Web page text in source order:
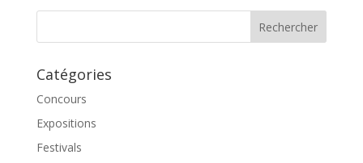
Catégories
Concours
Expositions
Festivals